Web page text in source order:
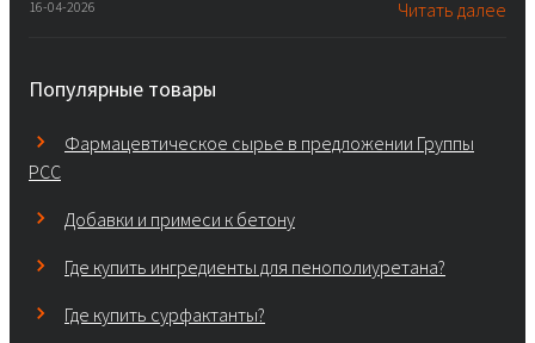
16-04-2026 Читать далее
Популярные товары
Фармацевтическое сырье в предложении Группы
PCC
Добавки и примеси к бетону
Где купить ингредиенты для пенополиуретана?
Где купить сурфактанты?